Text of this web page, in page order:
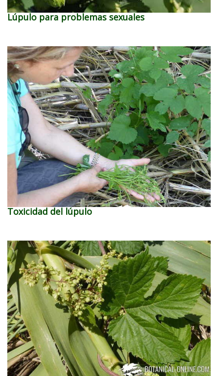
Lúpulo para problemas sexuales
Toxicidad del lúpulo